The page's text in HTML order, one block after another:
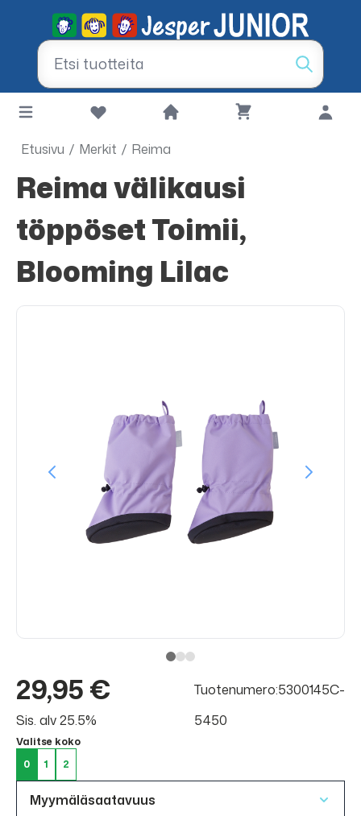
Etusivu / Merkit / Reima
Reima välikausi
töppöset Toimii,
Blooming Lilac
29,95 €
Sis. alv 25.5%
Tuotenumero:5300145C-
5450
Valitse koko
0
1 2
Myymäläsaatavuus